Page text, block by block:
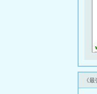
《